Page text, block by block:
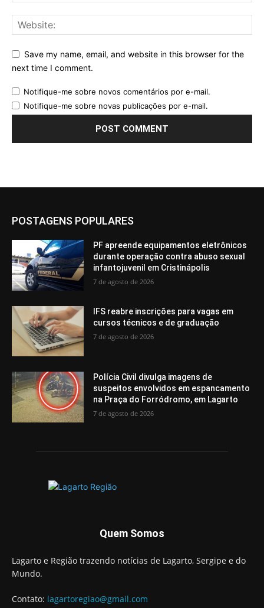
Save my name, email, and website in this browser for the
next time I comment.
Notifique-me sobre novos comentários por e-mail.
Notifique-me sobre novas publicações por e-mail.
POSTAGENS POPULARES
PF apreende equipamentos eletrônicos
durante operação contra abuso sexual
infantojuvenil em Cristinápolis
7 de agosto de 2026
IFS reabre inscrições para vagas em
cursos técnicos e de graduação
7 de agosto de 2026
Polícia Civil divulga imagens de
suspeitos envolvidos em espancamento
na Praça do Forródromo, em Lagarto
7 de agosto de 2026
Quem Somos
Lagarto e Região trazendo notícias de Lagarto, Sergipe e do
Mundo.
Contato: lagartoregiao@gmail.com